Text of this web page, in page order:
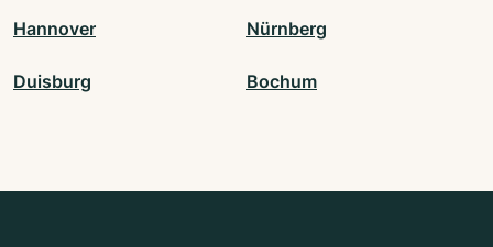
Hannover Nürnberg
Duisburg Bochum